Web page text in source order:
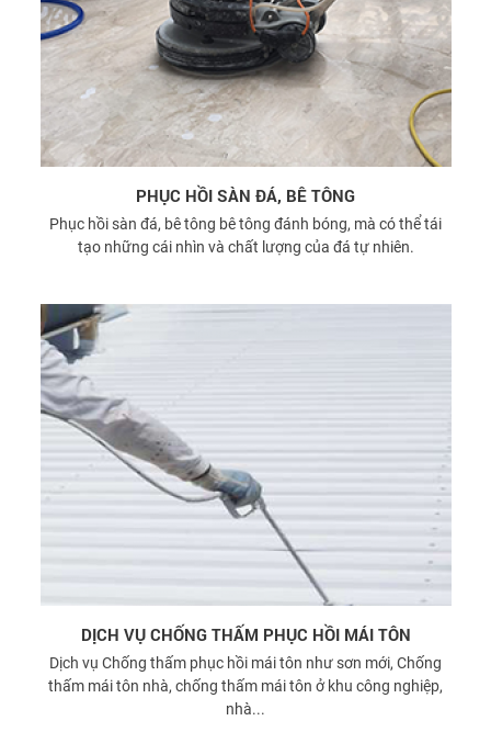
PHỤC HỒI SÀN ĐÁ, BÊ TÔNG
Phục hồi sàn đá, bê tông bê tông đánh bóng, mà có thể tái
tạo những cái nhìn và chất lượng của đá tự nhiên.
DỊCH VỤ CHỐNG THẤM PHỤC HỒI MÁI TÔN
Dịch vụ Chống thấm phục hồi mái tôn như sơn mới, Chống
thấm mái tôn nhà, chống thấm mái tôn ở khu công nghiệp,
nhà...